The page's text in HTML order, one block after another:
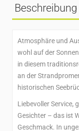
Beschreibung
Atmosphäre und
wohl auf der
in diesem
an der
historischen
Liebevoller Service,
Gesichter – das ist
Geschmack. In